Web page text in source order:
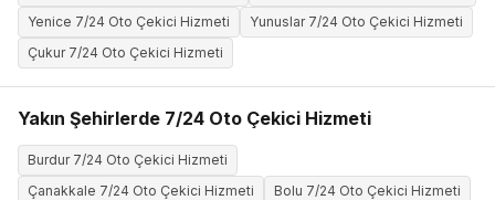
Yenice 7/24 Oto Çekici Hizmeti
Yunuslar 7/24 Oto Çekici Hizmeti
Çukur 7/24 Oto Çekici Hizmeti
Yakın Şehirlerde 7/24 Oto Çekici Hizmeti
Burdur 7/24 Oto Çekici Hizmeti
Çanakkale 7/24 Oto Çekici Hizmeti
Bolu 7/24 Oto Çekici Hizmeti